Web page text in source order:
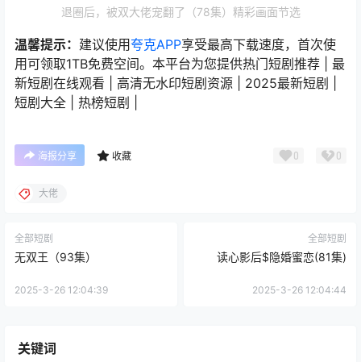
退圈后，被双大佬宠翻了（78集）精彩画面节选
温馨提示： 建议使用夸克APP享受最高下载速度，首次使
用可领取1TB免费空间。本平台为您提供热门短剧推荐 | 最
新短剧在线观看 | 高清无水印短剧资源 | 2025最新短剧 |
短剧大全 | 热榜短剧 |
海报分享 收藏 0 0
大佬
全部短剧
无双王（93集）
2025-3-26 12:04:39
全部短剧
读心影后$隐婚蜜恋(81集)
2025-3-26 12:04:44
关键词